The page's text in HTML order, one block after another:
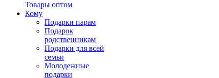
Товары оптом
Кому
Подарки парам
Подарок
родственникам
Подарки для всей
семьи
Молодежные
подарки